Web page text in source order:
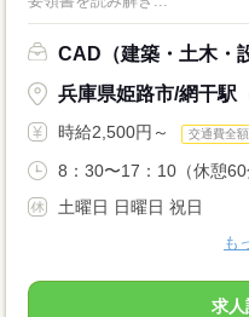
CAD（建築・土木・
兵庫県姫路市/網干駅
時給2,500円～ 交通費全
8：30〜17：10（休憩60
土曜日 日曜日 祝日
も
求人